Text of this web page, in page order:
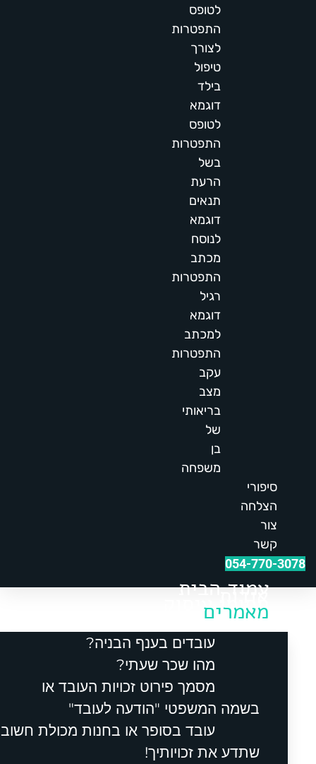
לטופס
התפטרות
לצורך
טיפול
בילד
דוגמא
לטופס
התפטרות
בשל
הרעת
תנאים
דוגמא
לנוסח
מכתב
התפטרות
רגיל
דוגמא
למכתב
התפטרות
עקב
מצב
בריאותי
של
בן
משפחה
סיפורי
הצלחה
צור
קשר
054-770-3078
עמוד הבית
אודות
תחומי עיסוק
מאמרים
עובדים בענף הבניה?
מהו שכר שעתי?
מסמך פירוט זכויות העובד או
בשמה המשפטי "הודעה לעובד"
עובד בסופר או בחנות מכולת חשוב
שתדע את זכויותיך!